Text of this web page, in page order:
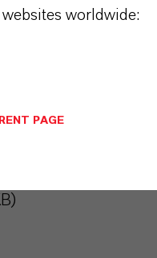
AUSSAGEN
+
worldwide:
PAGE